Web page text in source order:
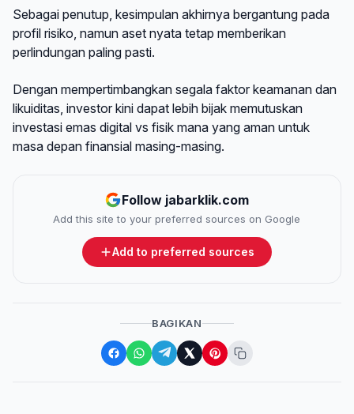
Sebagai penutup, kesimpulan akhirnya bergantung pada
profil risiko, namun aset nyata tetap memberikan
perlindungan paling pasti.
Dengan mempertimbangkan segala faktor keamanan dan
likuiditas, investor kini dapat lebih bijak memutuskan
investasi emas digital vs fisik mana yang aman untuk
masa depan finansial masing-masing.
Follow jabarklik.com
Add this site to your preferred sources on Google
Add to preferred sources
BAGIKAN